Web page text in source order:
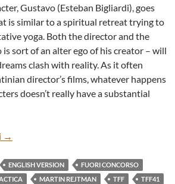
Gustavo (Esteban Bigliardi), goes
is similar to a spiritual retreat trying to
yoga. Both the director and the
is sort of an alter ego of his creator – will
clash with reality. As it often
director’s films, whatever happens
doesn’t really have a substantial
“LA PRÁCTICA” BY MARTÍN REJTMAN
→
ENGLISH VERSION
FUORI CONCORSO
MARTIN REJTMAN TFF
TFF41